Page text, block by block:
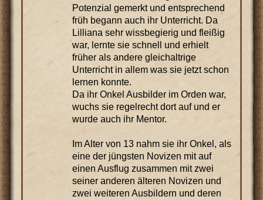
Potenzial gemerkt und entsprechend
früh begann auch ihr Unterricht. Da
Lilliana sehr wissbegierig und fleißig
war, lernte sie schnell und erhielt
früher als andere gleichaltrige
Unterricht in allem was sie jetzt schon
lernen konnte.
Da ihr Onkel Ausbilder im Orden war,
wuchs sie regelrecht dort auf und er
wurde auch ihr Mentor.
Im Alter von 13 nahm sie ihr Onkel, als
eine der jüngsten Novizen mit auf
einen Ausflug zusammen mit zwei
seiner anderen älteren Novizen und
zwei weiteren Ausbildern und deren